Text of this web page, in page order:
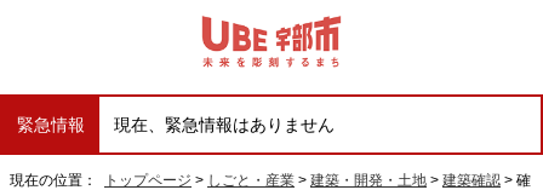
緊急情報 現在、緊急情報はありません
現在の位置： トップページ > しごと・産業 > 建築・開発・土地 > 建築確認 > 確